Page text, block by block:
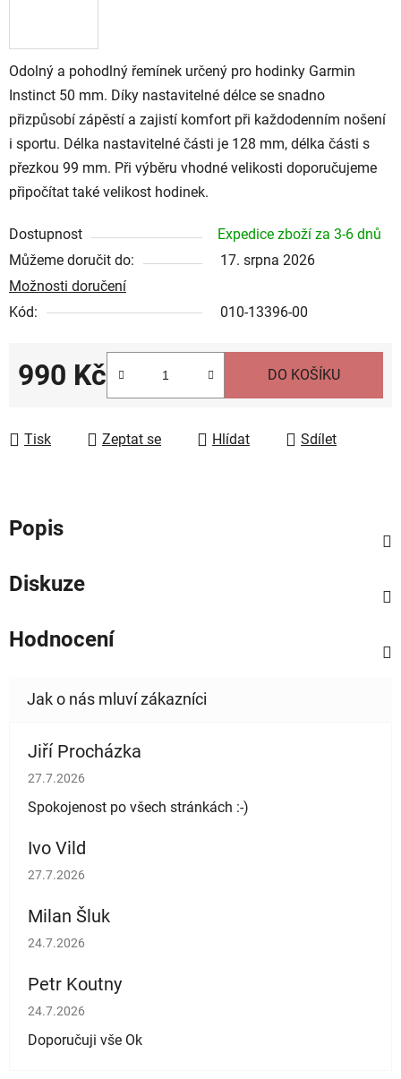
Odolný a pohodlný řemínek určený pro hodinky Garmin
Instinct 50 mm. Díky nastavitelné délce se snadno
přizpůsobí zápěstí a zajistí komfort při každodenním nošení
i sportu. Délka nastavitelné části je 128 mm, délka části s
přezkou 99 mm. Při výběru vhodné velikosti doporučujeme
připočítat také velikost hodinek.
Dostupnost
Expedice zboží za 3-6 dnů
Můžeme doručit do:
17. srpna 2026
Možnosti doručení
Kód:
010-13396-00
990 Kč DO KOŠÍKU
Tisk Zeptat se Hlídat Sdílet
Popis
Diskuze
Hodnocení
Jiří Procházka
Hodnocení obchodu je 5 z 5 hvězdiček.
27.7.2026
Spokojenost po všech stránkách :-)
Ivo Vild
Hodnocení obchodu je 5 z 5 hvězdiček.
27.7.2026
Milan Šluk
Hodnocení obchodu je 5 z 5 hvězdiček.
24.7.2026
Petr Koutny
Hodnocení obchodu je 5 z 5 hvězdiček.
24.7.2026
Doporučuji vše Ok